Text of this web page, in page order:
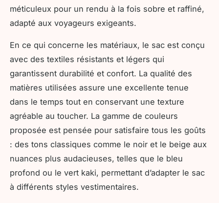
méticuleux pour un rendu à la fois sobre et raffiné,
adapté aux voyageurs exigeants.
En ce qui concerne les matériaux, le sac est conçu
avec des textiles résistants et légers qui
garantissent durabilité et confort. La qualité des
matières utilisées assure une excellente tenue
dans le temps tout en conservant une texture
agréable au toucher. La gamme de couleurs
proposée est pensée pour satisfaire tous les goûts
: des tons classiques comme le noir et le beige aux
nuances plus audacieuses, telles que le bleu
profond ou le vert kaki, permettant d’adapter le sac
à différents styles vestimentaires.